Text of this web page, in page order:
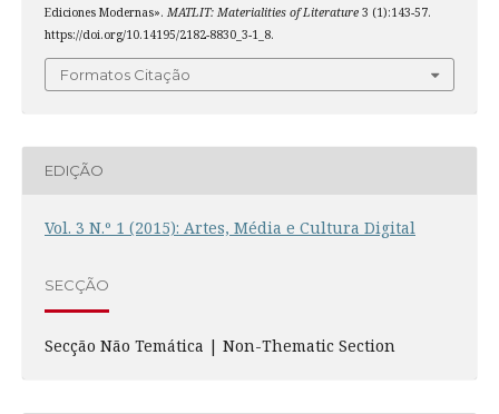
Ediciones Modernas». MATLIT: Materialities of Literature3 (1):143-57.
https://doi.org/10.14195/2182-8830_3-1_8.
Formatos Citação
EDIÇÃO
Vol. 3 N.º 1 (2015): Artes, Média e Cultura Digital
SECÇÃO
Secção Não Temática | Non-Thematic Section